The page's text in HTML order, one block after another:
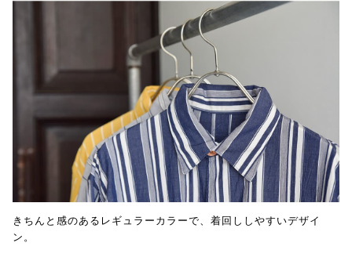
きちんと感のあるレギュラーカラーで、着回ししやすいデザイ
ン。